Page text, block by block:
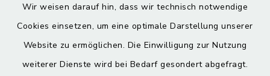
Wir weisen darauf hin, dass wir technisch notwendige
Cookies einsetzen, um eine optimale Darstellung unserer
Website zu ermöglichen. Die Einwilligung zur Nutzung
weiterer Dienste wird bei Bedarf gesondert abgefragt.
Datenschutz
Impressum